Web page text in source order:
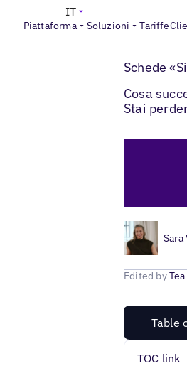
Piattaforma Soluzioni Tariffe
IT
Blogs>
Schede
Cosa
Stai
Edited by
Table
TOC link